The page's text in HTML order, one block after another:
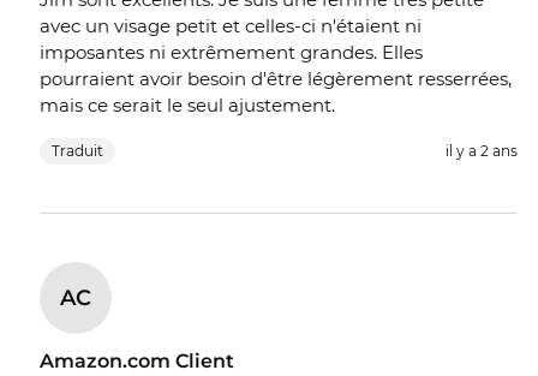
avec un visage petit et celles-ci n'étaient ni
imposantes ni extrêmement grandes. Elles
pourraient avoir besoin d'être légèrement resserrées,
mais ce serait le seul ajustement.
Traduit il y a 2 ans
AC
Amazon.com Client